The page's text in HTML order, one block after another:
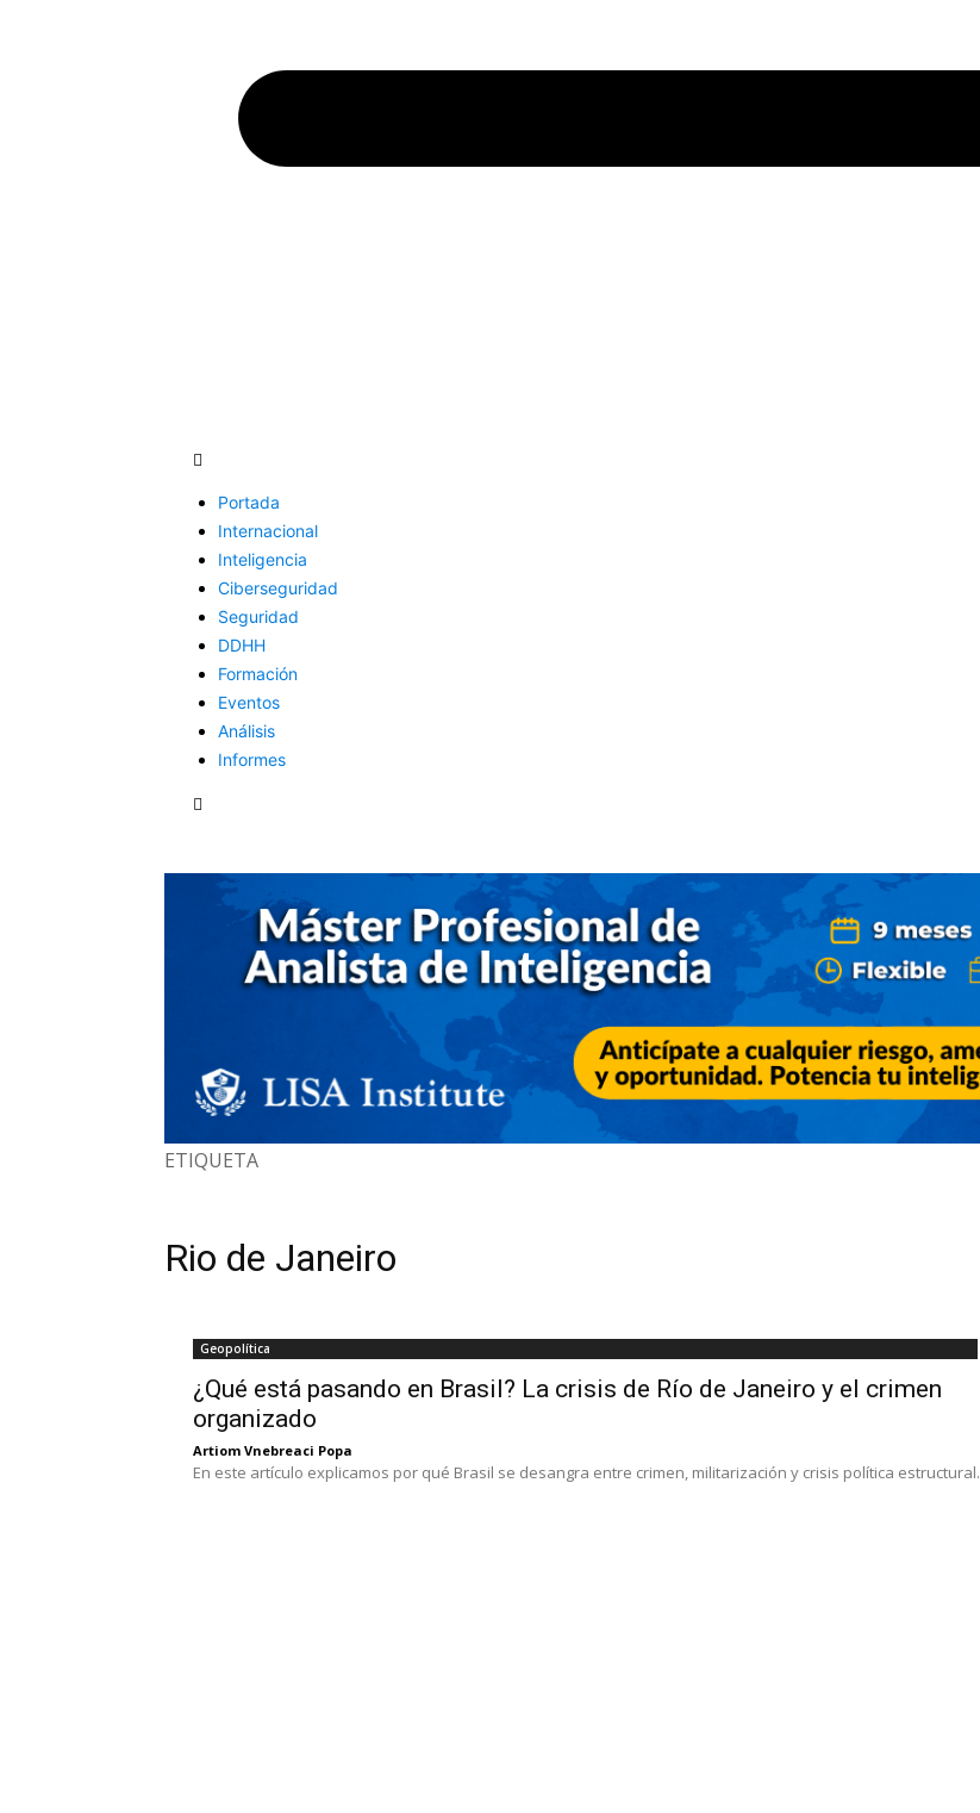
Portada
Internacional
Inteligencia
Ciberseguridad
Seguridad
DDHH
Formación
Eventos
Análisis
Informes
ETIQUETA
Rio de Janeiro
Geopolítica
¿Qué está pasando en Brasil? La crisis de Río de Janeiro y el crimen
organizado
Artiom Vnebreaci Popa
En este artículo explicamos por qué Brasil se desangra entre crimen, militarización y crisis política estructural.